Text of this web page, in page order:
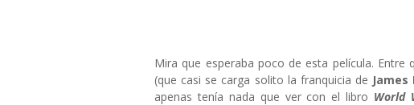
Mira que esperaba poco de esta película. Entre
(que casi se carga solito la franquicia de James
apenas tenía nada que ver con el libro World